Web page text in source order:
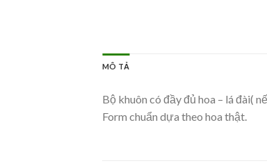
MÔ TẢ
Bộ khuôn có đầy đủ hoa – lá đài(
Form chuẩn dựa theo hoa thật.